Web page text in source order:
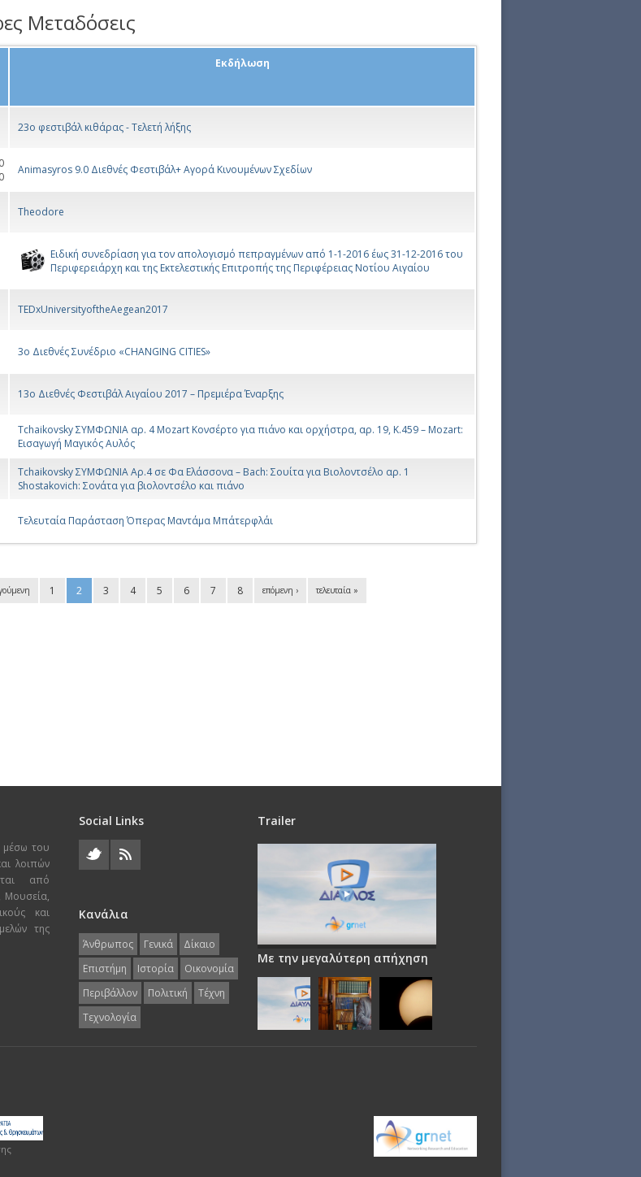
Μεταδόσεις
Εκδήλωση
23ο φεστιβάλ κιθάρας - Τελετή λήξης
Αnimasyros 9.0 Διεθνές Φεστιβάλ+ Aγορά Κινουμένων Σχεδίων
Theodore
Ειδική συνεδρίαση για τον απολογισμό πεπραγμένων από 1-1-2016 έως 31-12-2016 του
Περιφερειάρχη και της Εκτελεστικής Επιτροπής της Περιφέρειας Νοτίου Αιγαίου
TEDxUniversityoftheAegean2017
3o Διεθνές Συνέδριο «CHANGING CITIES»
13ο Διεθνές Φεστιβάλ Αιγαίου 2017 – Πρεμιέρα Έναρξης
Tchaikovsky ΣΥΜΦΩΝΙΑ αρ. 4 Mozart Κονσέρτο για πιάνο και ορχήστρα, αρ. 19, Κ.459 – Mozart:
Εισαγωγή Μαγικός Αυλός
Tchaikovsky ΣΥΜΦΩΝΙΑ Αρ.4 σε Φα Ελάσσονα – Bach: Σουίτα για Βιολοντσέλο αρ. 1
Shostakovich: Σονάτα για βιολοντσέλο και πιάνο
Τελευταία Παράσταση Όπερας Μαντάμα Μπάτερφλάι
1 2 3 4 5 6 7 8 επόμενη › τελευταία »
μέσω του
λοιπών
από
Μουσεία,
και
της
Social Links
Κανάλια
Άνθρωπος Γενικά
Δίκαιο
Επιστήμη
Ιστορία
Οικονομία
Περιβάλλον
Πολιτική
Τέχνη
Τεχνολογία
Trailer
Με την μεγαλύτερη απήχηση